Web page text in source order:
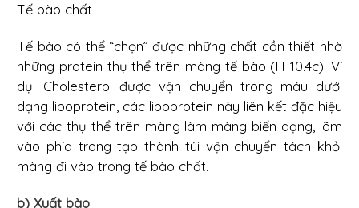
Tế bào chất
Tế bào có thể “chọn” được những chất cần thiết nhờ
những protein thụ thể trên màng tế bào (H 10.4c). Ví
dụ: Cholesterol được vận chuyển trong máu dưới
dạng lipoprotein, các lipoprotein này liên kết đặc hiệu
với các thụ thể trên màng làm màng biến dạng, lõm
vào phía trong tạo thành túi vận chuyển tách khỏi
màng đi vào trong tế bào chất.
b) Xuất bào